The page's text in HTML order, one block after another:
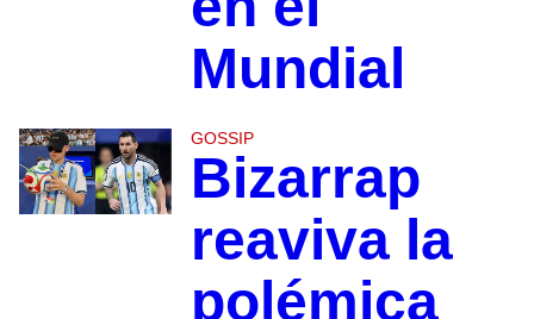
Mundial
GOSSIP
Bizarrap
reaviva la
polémica